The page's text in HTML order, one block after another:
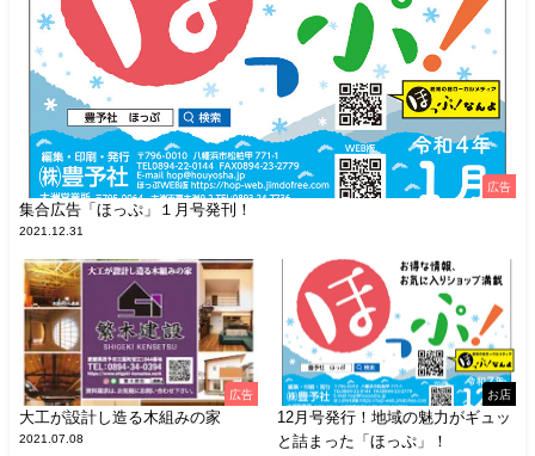
広告
集合広告「ほっぷ」１月号発刊！
2021.12.31
広告
大工が設計し造る木組みの家
2021.07.08
お店
12月号発行！地域の魅力がギュッ
と詰まった「ほっぷ」！